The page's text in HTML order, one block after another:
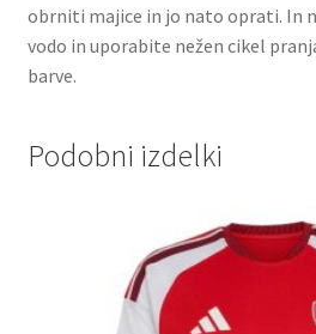
obrniti majice in jo nato oprati. In
vodo in uporabite nežen cikel
barve.
Podobni izdelki